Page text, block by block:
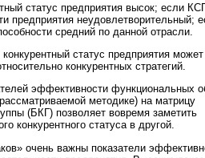
статус предприятия высок; если
предприятия неудовлетворительный;
средний по данной отрасли.
статус предприятия
конкурентных стратегий.
эффективности функциональных
методике) на матрицу
(БКГ) позволяет вовремя заметить
конкурентного статуса в другой.
очень важны показатели